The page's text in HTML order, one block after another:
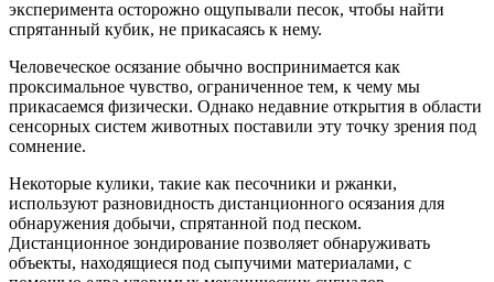
эксперимента осторожно ощупывали песок, чтобы найти
спрятанный кубик, не прикасаясь к нему.
Человеческое осязание обычно воспринимается как
проксимальное чувство, ограниченное тем, к чему мы
прикасаемся физически. Однако недавние открытия в области
сенсорных систем животных поставили эту точку зрения под
сомнение.
Некоторые кулики, такие как песочники и ржанки,
используют разновидность дистанционного осязания для
обнаружения добычи, спрятанной под песком.
Дистанционное зондирование позволяет обнаруживать
объекты, находящиеся под сыпучими материалами, с